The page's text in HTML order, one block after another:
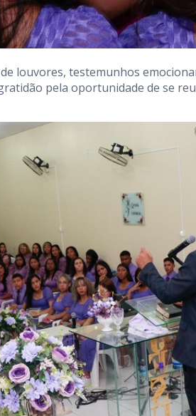
louvores, testemunhos
pela oportunidade de se